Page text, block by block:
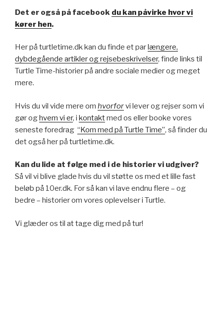
Det er også på facebook du kan påvirke hvor vi
kører hen.
Her på turtletime.dk kan du finde et parlængere,
dybdegående artikler og rejsebeskrivelser, finde links til
Turtle Time-historier på andre sociale medier og meget
mere.
Hvis du vil vide mere om hvorforvi lever og rejser som vi
gør oghvem vi er, i kontaktmed os eller booke vores
seneste foredrag “Kom med på Turtle Time”, så finder du
det også her på turtletime.dk.
Kan du lide at følge med i de historier vi udgiver?
Så vil vi blive glade hvis du vil støtte os med et lille fast
beløb på 10er.dk. For så kan vi lave endnu flere – og
bedre – historier om vores oplevelser i Turtle.
Vi glæder os til at tage dig med på tur!